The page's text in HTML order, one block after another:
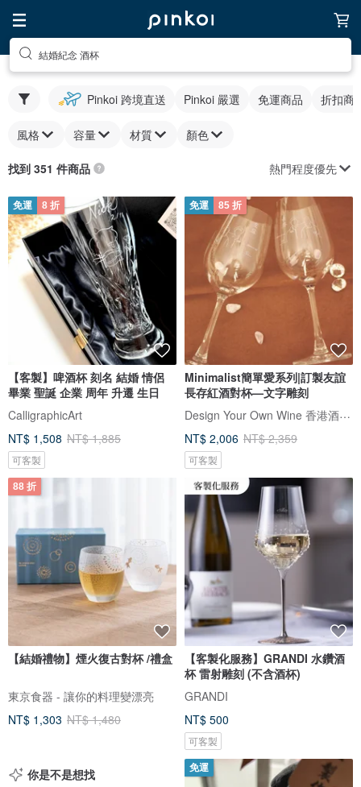
結婚紀念 酒杯
Pinkoi 跨境直送 Pinkoi 嚴選 免運商品 折扣商
風格 容量 材質 顏色
找到 351 件商品 熱門程度優先
免運 8 折
【客製】啤酒杯 刻名 結婚 情侶
畢業 聖誕 企業 周年 升遷 生日
CalligraphicArt
NT$ 1,508 NT$ 1,885
可客製
免運 85 折
Minimalist簡單愛系列|訂製友誼
長存紅酒對杯—文字雕刻
Design Your Own Wine 香港酒瓶雕刻禮品專門店
NT$ 2,006 NT$ 2,359
可客製
88 折
【結婚禮物】煙火復古對杯 /禮盒
東京食器 - 讓你的料理變漂亮
NT$ 1,303 NT$ 1,480
【客製化服務】GRANDI 水鑽酒
杯 雷射雕刻 (不含酒杯)
GRANDI
NT$ 500
可客製
你是不是想找 免運